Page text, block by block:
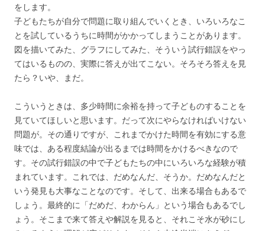
をします。
子どもたちが自分で問題に取り組んでいくとき、いろいろなこ
とを試しているうちに時間がかかってしまうことがあります。
図を描いてみた、グラフにしてみた、そういう試行錯誤をやっ
てはいるものの、実際に答えが出てこない。そろそろ答えを見
たら？いや、まだ。
こういうときは、多少時間に余裕を持って子どものすることを
見ていてほしいと思います。だって次にやらなければいけない
問題が。その通りですが、これまでかけた時間を有効にする意
味では、ある程度結論が出るまでは時間をかけるべきなので
す。その試行錯誤の中で子どもたちの中にいろいろな経験が積
まれています。これでは、だめなんだ、そうか。だめなんだと
いう発見も大事なことなのです。そして、出来る場合もあるで
しょう。最終的に「だめだ、わからん」という場合もあるでし
ょう。そこまで来て答えや解説を見ると、それこそ水が砂にし